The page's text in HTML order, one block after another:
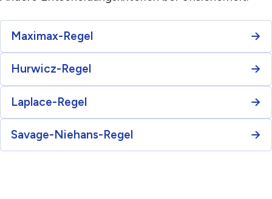
Maximax-Regel
Hurwicz-Regel
Laplace-Regel
Savage-Niehans-Regel